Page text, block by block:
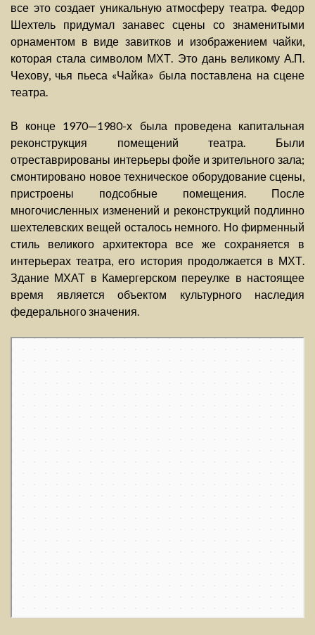
все это создает уникальную атмосферу театра. Федор
Шехтель придумал занавес сцены со знаменитыми
орнаментом в виде завитков и изображением чайки,
которая стала символом МХТ. Это дань великому А.П.
Чехову, чья пьеса «Чайка» была поставлена на сцене
театра.
В конце 1970—1980-х была проведена капитальная
реконструкция помещений театра. Были
отреставрированы интерьеры фойе и зрительного зала;
смонтировано новое техническое оборудование сцены,
пристроены подсобные помещения. После
многочисленных изменений и реконструкций подлинно
шехтелевских вещей осталось немного. Но фирменный
стиль великого архитектора все же сохраняется в
интерьерах театра, его история продолжается в МХТ.
Здание МХАТ в Камергерском переулке в настоящее
время является объектом культурного наследия
федерального значения.